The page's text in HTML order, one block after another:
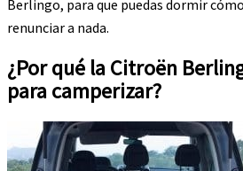
Berlingo, para que puedas dormir
renunciar a nada.
¿Por qué la Citroën
para camperizar?